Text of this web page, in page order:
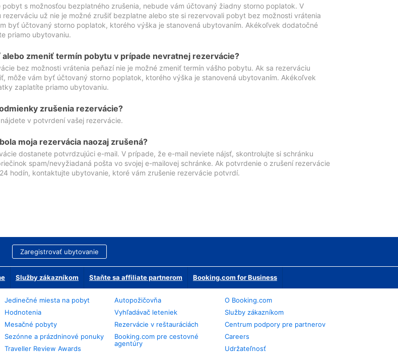
pobyt s možnosťou bezplatného zrušenia, nebude vám účtovaný žiadny storno poplatok. V
rezerváciu už nie je možné zrušiť bezplatne alebo ste si rezervovali pobyt bez možnosti vrátenia
byť účtovaný storno poplatok, ktorého výška je stanovená ubytovaním. Akékoľvek dodatočné
priamo ubytovaniu.
zmeniť termín pobytu v prípade nevratnej rezervácie?
bez možnosti vrátenia peňazí nie je možné zmeniť termín vášho pobytu. Ak sa rezerváciu
môže vám byť účtovaný storno poplatok, ktorého výška je stanovená ubytovaním. Akékoľvek
zaplatíte priamo ubytovaniu.
zrušenia rezervácie?
v potvrdení vašej rezervácie.
moja rezervácia naozaj zrušená?
dostanete potvrdzujúci e-mail. V prípade, že e-mail neviete nájsť, skontrolujte si schránku
spam/nevyžiadaná pošta vo svojej e-mailovej schránke. Ak potvrdenie o zrušení rezervácie
hodín, kontaktujte ubytovanie, ktoré vám zrušenie rezervácie potvrdí.
Zaregistrovať ubytovanie
Služby zákazníkom Staňte sa affiliate partnerom Booking.com for Business
Jedinečné miesta na pobyt
Hodnotenia
Mesačné pobyty
Sezónne a prázdninové ponuky
Traveller Review Awards
Autopožičovňa
Vyhľadávač leteniek
Rezervácie v reštauráciách
Booking.com pre cestovné
agentúry
O Booking.com
Služby zákazníkom
Centrum podpory pre partnerov
Careers
Udržateľnosť